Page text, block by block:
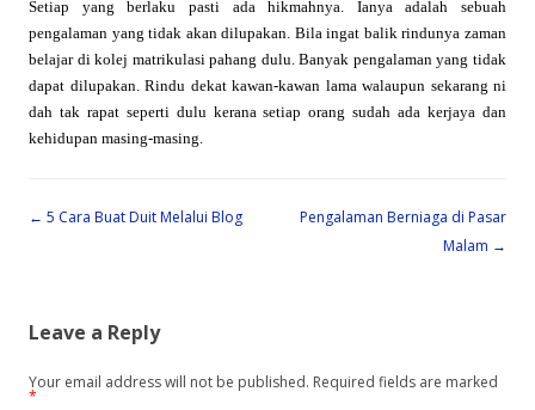
Setiap yang berlaku pasti ada hikmahnya. Ianya adalah sebuah
pengalaman yang tidak akan dilupakan. Bila ingat balik rindunya zaman
belajar di kolej matrikulasi pahang dulu. Banyak pengalaman yang tidak
dapat dilupakan. Rindu dekat kawan-kawan lama walaupun sekarang ni
dah tak rapat seperti dulu kerana setiap orang sudah ada kerjaya dan
kehidupan masing-masing.
Post navigation
← 5 Cara Buat Duit Melalui Blog
Pengalaman Berniaga di Pasar
Malam →
Leave a Reply
Your email address will not be published. Required fields are marked
*